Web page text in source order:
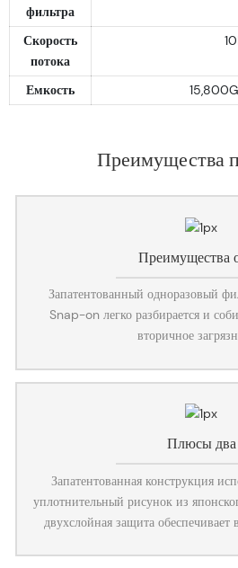
фильтра
Скорость
потока
Емкость
Преимущества
Преимущества
Запатентованный одноразовый
Snap-on легко разбирается и
вторичное
Плюсы два
Запатентованная конструкция
уплотнительный рисунок из
двухслойная защита обеспечивает